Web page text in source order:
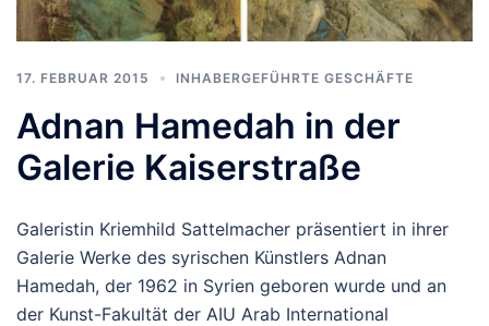
17. FEBRUAR 2015 INHABERGEFÜHRTE GESCHÄFTE
Adnan Hamedah in der
Galerie Kaiserstraße
Galeristin Kriemhild Sattelmacher präsentiert in ihrer
Galerie Werke des syrischen Künstlers Adnan
Hamedah, der 1962 in Syrien geboren wurde und an
der Kunst-Fakultät der AIU Arab International